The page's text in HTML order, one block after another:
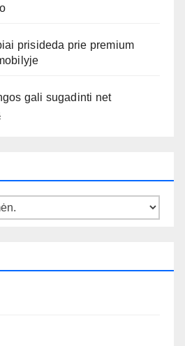
prisideda prie premium
gali sugadinti net